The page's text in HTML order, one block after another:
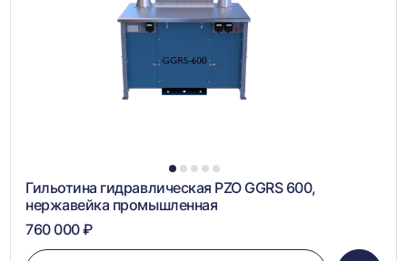
1 2 3 4 5
Гильотина гидравлическая PZO GGRS 600,
нержавейка промышленная
760 000 ₽